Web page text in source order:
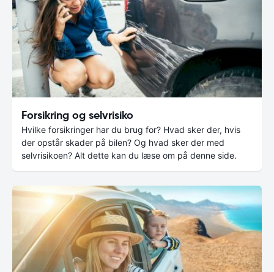
Forsikring og selvrisiko
Hvilke forsikringer har du brug for? Hvad sker der, hvis
der opstår skader på bilen? Og hvad sker der med
selvrisikoen? Alt dette kan du læse om på denne side.